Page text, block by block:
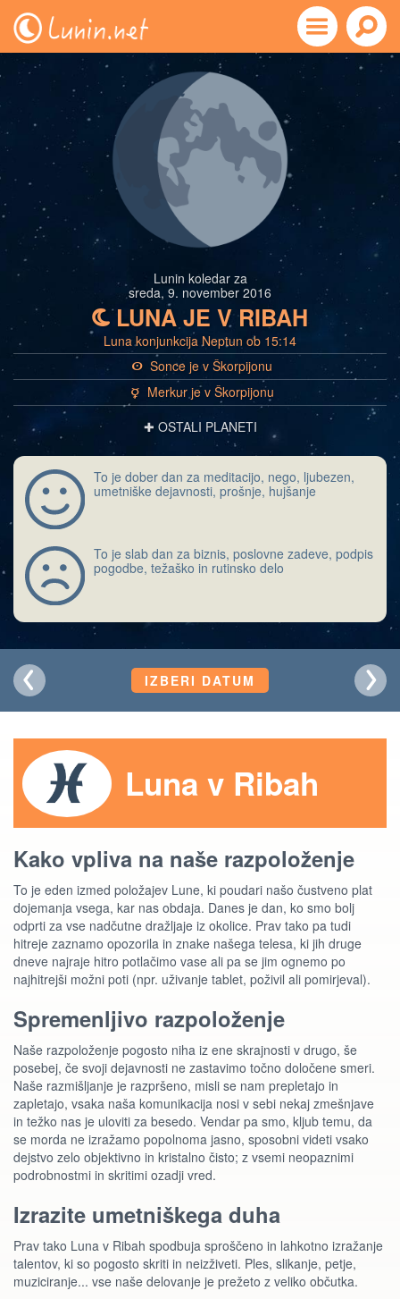
Lunin koledar za
sreda, 9. november 2016
bLUNA JE V RIBAH
Luna konjunkcija Neptun ob 15:14
a Sonce je v Škorpijonu
c Merkur je v Škorpijonu
✚ OSTALI PLANETI
To je dober dan za meditacijo, nego, ljubezen,
umetniške dejavnosti, prošnje, hujšanje
To je slab dan za biznis, poslovne zadeve, podpis
pogodbe, težaško in rutinsko delo
IZBERI DATUM
Luna v Ribah
Kako vpliva na naše razpoloženje
To je eden izmed položajev Lune, ki poudari našo čustveno plat
dojemanja vsega, kar nas obdaja. Danes je dan, ko smo bolj
odprti za vse nadčutne dražljaje iz okolice. Prav tako pa tudi
hitreje zaznamo opozorila in znake našega telesa, ki jih druge
dneve najraje hitro potlačimo vase ali pa se jim ognemo po
najhitrejši možni poti (npr. uživanje tablet, poživil ali pomirjeval).
Spremenljivo razpoloženje
Naše razpoloženje pogosto niha iz ene skrajnosti v drugo, še
posebej, če svoji dejavnosti ne zastavimo točno določene smeri.
Naše razmišljanje je razpršeno, misli se nam prepletajo in
zapletajo, vsaka naša komunikacija nosi v sebi nekaj zmešnjave
in težko nas je uloviti za besedo. Vendar pa smo, kljub temu, da
se morda ne izražamo popolnoma jasno, sposobni videti vsako
dejstvo zelo objektivno in kristalno čisto; z vsemi neopaznimi
podrobnostmi in skritimi ozadji vred.
Izrazite umetniškega duha
Prav tako Luna v Ribah spodbuja sproščeno in lahkotno izražanje
talentov, ki so pogosto skriti in neizživeti. Ples, slikanje, petje,
muziciranje... vse naše delovanje je prežeto z veliko občutka.